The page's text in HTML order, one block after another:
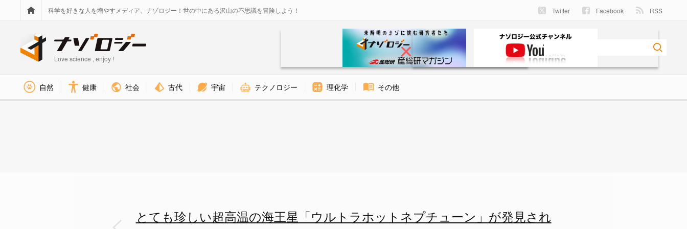
科学を好きな人を増やすメディア、ナゾロジー！世の中にある沢山の不思議を冒険しよう！ Twitter Facebook RSS
Love science , enjoy !
自然 健康 社会 古代 宇宙 テクノロジー 理化学 その他
とても珍しい超高温の海王星「ウルトラホットネプチューン」が発見され